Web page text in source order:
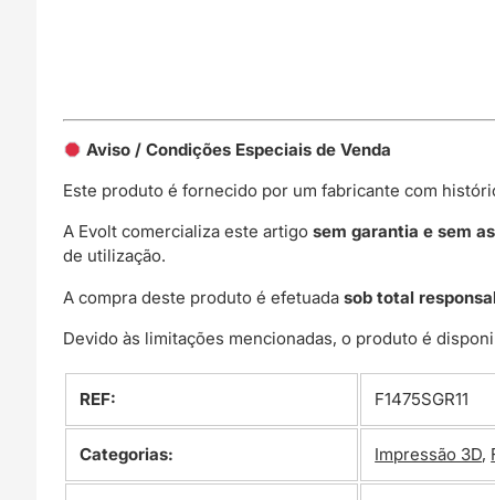
Aviso / Condições Especiais de Venda
Este produto é fornecido por um fabricante com
A Evolt comercializa este artigosem garantia e sem
de utilização.
A compra deste produto é efetuadasob total
Devido às limitações mencionadas, o produto é
REF: F1475SGR11
Categorias: Impressão 3D,